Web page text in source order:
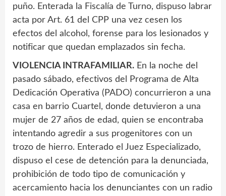
puño. Enterada la Fiscalía de Turno, dispuso labrar
acta por Art. 61 del CPP una vez cesen los
efectos del alcohol, forense para los lesionados y
notificar que quedan emplazados sin fecha.
VIOLENCIA INTRAFAMILIAR. En la noche del
pasado sábado, efectivos del Programa de Alta
Dedicación Operativa (PADO) concurrieron a una
casa en barrio Cuartel, donde detuvieron a una
mujer de 27 años de edad, quien se encontraba
intentando agredir a sus progenitores con un
trozo de hierro. Enterado el Juez Especializado,
dispuso el cese de detención para la denunciada,
prohibición de todo tipo de comunicación y
acercamiento hacia los denunciantes con un radio